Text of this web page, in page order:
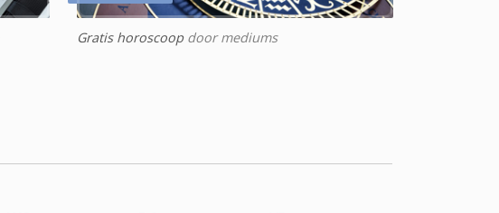
Gratis horoscoopdoor mediums